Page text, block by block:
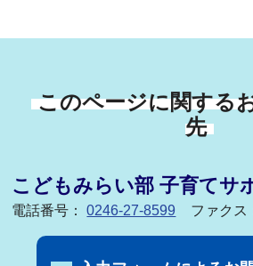
このページに関する
先
こどもみらい部 子育てサ
電話番号：0246-27-8599 ファクス